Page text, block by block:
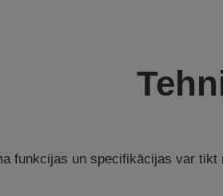
funkcijas un specifikācijas var